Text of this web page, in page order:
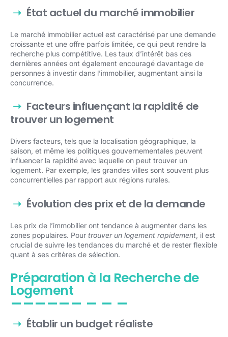
État actuel du marché immobilier
Le marché immobilier actuel est caractérisé par une demande
croissante et une offre parfois limitée, ce qui peut rendre la
recherche plus compétitive. Les taux d’intérêt bas ces
dernières années ont également encouragé davantage de
personnes à investir dans l’immobilier, augmentant ainsi la
concurrence.
Facteurs influençant la rapidité de
trouver un logement
Divers facteurs, tels que la localisation géographique, la
saison, et même les politiques gouvernementales peuvent
influencer la rapidité avec laquelle on peut trouver un
logement. Par exemple, les grandes villes sont souvent plus
concurrentielles par rapport aux régions rurales.
Évolution des prix et de la demande
Les prix de l’immobilier ont tendance à augmenter dans les
zones populaires. Pour trouver un logement rapidement, il est
crucial de suivre les tendances du marché et de rester flexible
quant à ses critères de sélection.
Préparation à la Recherche de
Logement
Établir un budget réaliste